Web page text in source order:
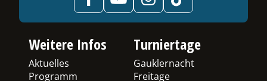
Weitere Infos
Aktuelles
Programm
Turniertage
Gauklernacht
Freitage